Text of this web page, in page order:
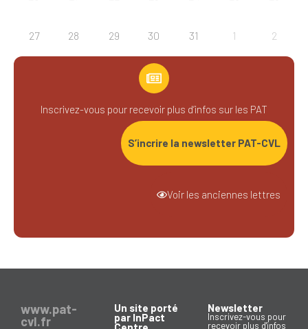
27 28 29 30 31 1 2
Inscrivez-vous pour recevoir plus d’infos sur les PAT
S’incrire la newsletter PAT-CVL
Voir les anciennes lettres
www.pat-
cvl.fr
Un site porté
par InPact
Newsletter
Inscrivez-vous pour
recevoir plus d'infos